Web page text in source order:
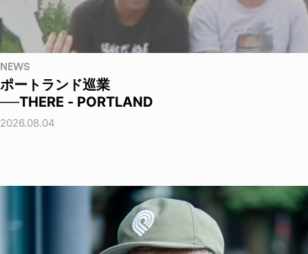
NEWS
ポートランド巡業
──THERE - PORTLAND
2026.08.04